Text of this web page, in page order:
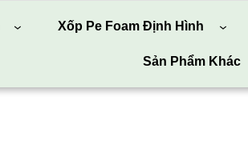
Xốp Pe Foam Định Hình
Sản Phẩm Khác